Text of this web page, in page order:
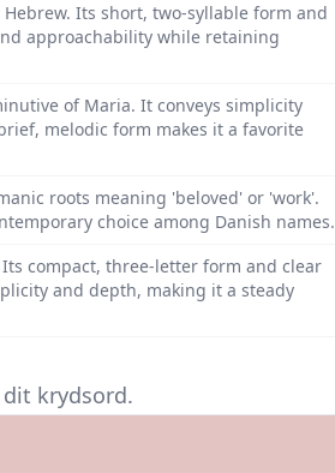
Its short, two-syllable form and
approachability while retaining
of Maria. It conveys simplicity
melodic form makes it a favorite
roots meaning 'beloved' or 'work'.
choice among Danish names.
compact, three-letter form and clear
and depth, making it a steady
krydsord.